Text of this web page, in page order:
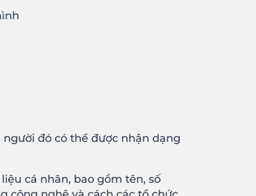
đó có thể được nhận dạng
cá nhân, bao gồm tên, số